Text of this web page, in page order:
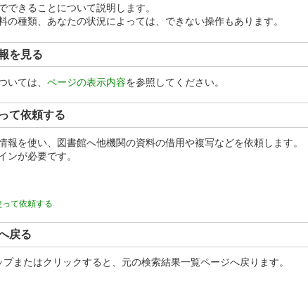
できることについて説明します。
の種類、あなたの状況によっては、できない操作もあります。
を見る
いては、 ページの表示内容を参照してください。
て依頼する
報を使い、図書館へ他機関の資料の借用や複写などを依頼します。
ンが必要です。
て依頼する
戻る
またはクリックすると、元の検索結果一覧ページへ戻ります。